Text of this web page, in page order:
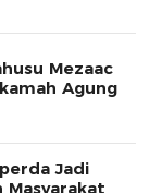
Mezaac
Agung
Jadi
Masyarakat